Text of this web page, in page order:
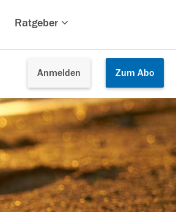
Ratgeber
Anmelden Zum Abo